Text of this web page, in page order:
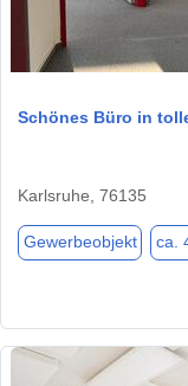
Schönes Büro in
Karlsruhe, 76135
Gewerbeobjekt ca.